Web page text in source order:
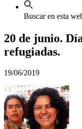
Buscar en esta
20 de junio.
refugiadas.
19/06/2019